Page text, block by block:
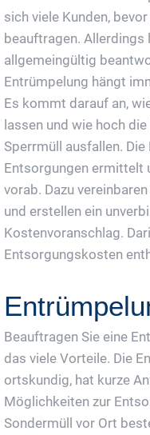
sich viele Kunden,
beauftragen. Allerdings
allgemeingültig
Entrümpelung hängt
Es kommt darauf an,
lassen und wie hoch
Sperrmüll ausfallen.
Entsorgungen ermittelt
vorab. Dazu
und erstellen ein
Kostenvoranschlag.
Entsorgungskosten
Beauftragen Sie eine
das viele Vorteile. Die
ortskundig, hat kurze
Möglichkeiten zur
Sondermüll vor Ort